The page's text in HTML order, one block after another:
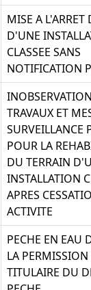
MISE A L'ARRET
D'UNE
CLASSEE SANS
NOTIFICATION
TRAVAUX ET
SURVEILLANCE
POUR LA
DU TERRAIN
INSTALLATION
APRES
ACTIVITE
PECHE EN EAU
LA
TITULAIRE DU